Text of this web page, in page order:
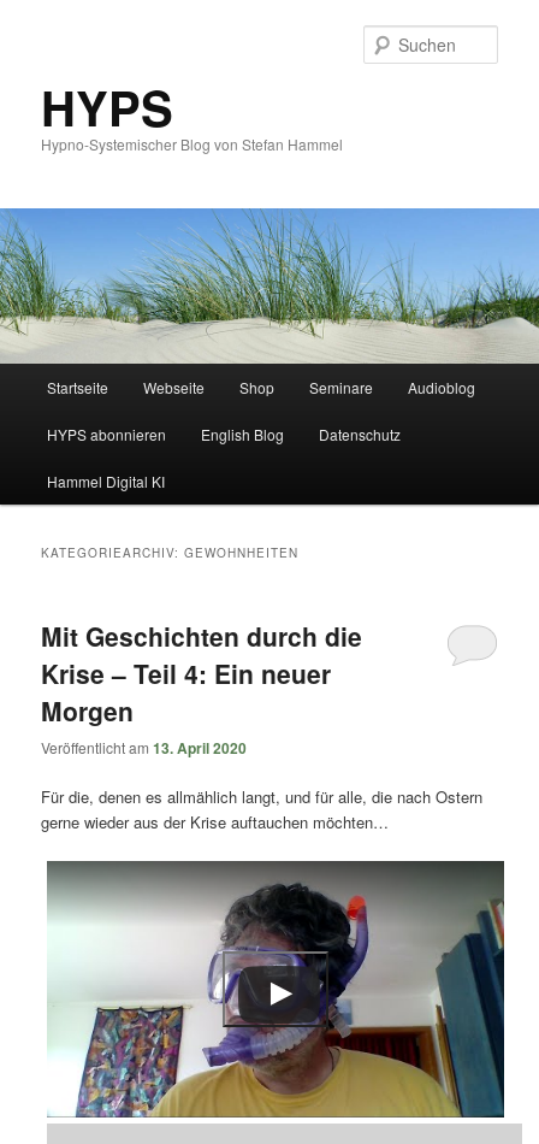
HYPS
Hypno-Systemischer Blog von Stefan Hammel
Zum
primären
Inhalt
springen
Zum
sekundären
Inhalt
springen
Startseite Webseite Shop Seminare Audioblog
HYPS abonnieren English Blog Datenschutz
Hammel Digital KI
KATEGORIEARCHIV:GEWOHNHEITEN
Mit Geschichten durch die
Krise – Teil 4: Ein neuer
Morgen
Veröffentlicht am13. April 2020
Für die, denen es allmählich langt, und für alle, die nach Ostern
gerne wieder aus der Krise auftauchen möchten…